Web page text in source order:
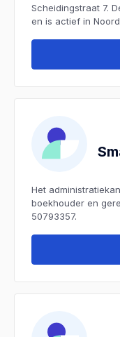
Scheidingstraat 7.
en is actief in
Het
boekhouder en
50793357.